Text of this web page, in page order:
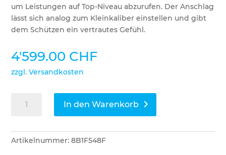
um Leistungen auf Top-Niveau abzurufen. Der Anschlag
lässt sich analog zum Kleinkaliber einstellen und gibt
dem Schützen ein vertrautes Gefühl.
4'599.00 CHF
zzgl. Versandkosten
9015
3-
Stellung
In den Warenkorb
Artikelnummer:8B1F548F